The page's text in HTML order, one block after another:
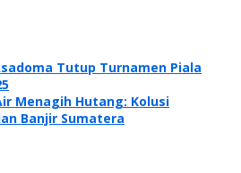
Tutup Turnamen Piala
Menagih Hutang: Kolusi
Banjir Sumatera